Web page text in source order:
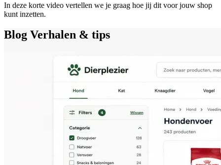
In deze korte video vertellen we je graag hoe jij dit voor jouw shop
kunt inzetten.
Blog Verhalen & tips